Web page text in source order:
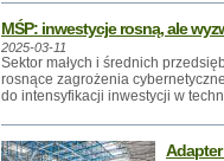
MŚP: inwestycje rosną, ale
2025-03-11
Sektor małych i średnich
rosnące zagrożenia
do intensyfikacji inwestycji w